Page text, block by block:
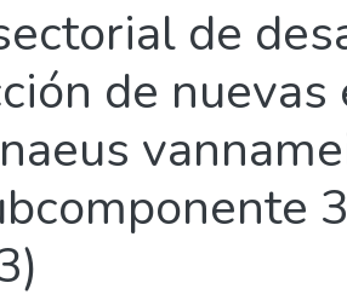
de
de